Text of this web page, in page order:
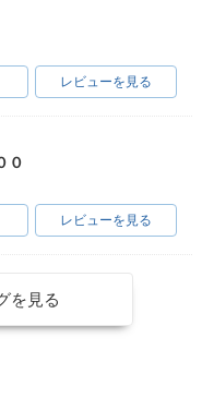
レビューを見る
０
レビューを見る
を見る